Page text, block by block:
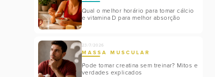
Qual o melhor horário para tomar cálcio
e vitamina D para melhor absorção
23/7/2026
MASSA MUSCULAR
Pode tomar creatina sem treinar? Mitos e
verdades explicados